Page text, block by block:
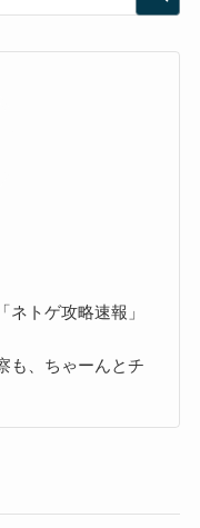
トゲ攻略速報」
も、ちゃーんとチ